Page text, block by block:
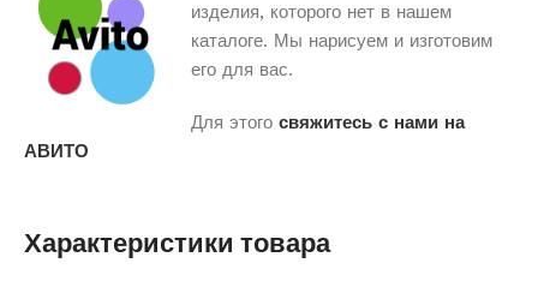
изделия, которого нет в нашем
каталоге. Мы нарисуем и изготовим
его для вас.
Для этого свяжитесь с нами на
АВИТО
Характеристики товара